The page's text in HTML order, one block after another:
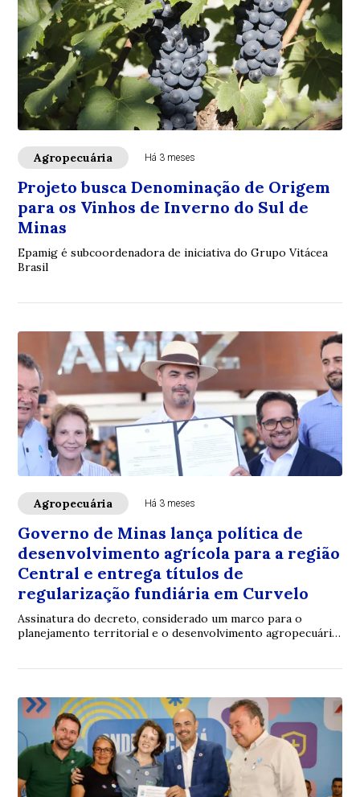
Agropecuária Há 3 meses
Projeto busca Denominação de Origem
para os Vinhos de Inverno do Sul de
Minas
Epamig é subcoordenadora de iniciativa do Grupo Vitácea
Brasil
Agropecuária Há 3 meses
Governo de Minas lança política de
desenvolvimento agrícola para a região
Central e entrega títulos de
regularização fundiária em Curvelo
Assinatura do decreto, considerado um marco para o
planejamento territorial e o desenvolvimento agropecuário